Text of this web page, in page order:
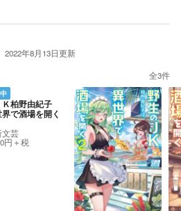
2022年8月13日更新
全3件
柏野由紀子
で酒場を開く
文芸
円＋税